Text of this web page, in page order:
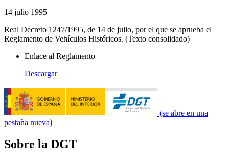
14 julio 1995
Real Decreto 1247/1995, de 14 de julio, por el que se aprueba el
Reglamento de Vehículos Históricos. (Texto consolidado)
Enlace al Reglamento
Descargar
(se abre en una
pestaña nueva)
Sobre la DGT